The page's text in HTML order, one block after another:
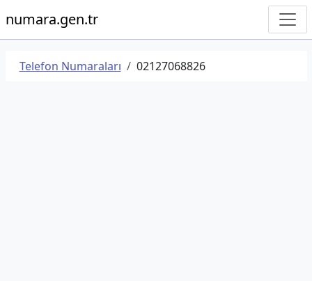
numara.gen.tr
Telefon Numaraları 02127068826